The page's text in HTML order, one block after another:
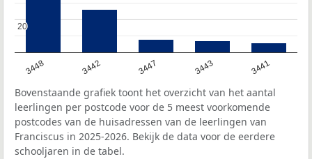
3448 3442 3447 3443 3441
20
20
Bovenstaande grafiek toont het overzicht van het aantal
leerlingen per postcode voor de 5 meest voorkomende
postcodes van de huisadressen van de leerlingen van
Franciscus in 2025-2026. Bekijk de data voor de eerdere
schooljaren in de tabel.